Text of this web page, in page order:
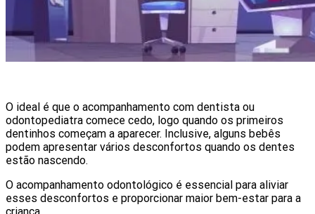
O ideal é que o acompanhamento com dentista ou
odontopediatra comece cedo, logo quando os primeiros
dentinhos começam a aparecer. Inclusive, alguns bebês
podem apresentar vários desconfortos quando os dentes
estão nascendo.
O acompanhamento odontológico é essencial para aliviar
esses desconfortos e proporcionar maior bem-estar para a